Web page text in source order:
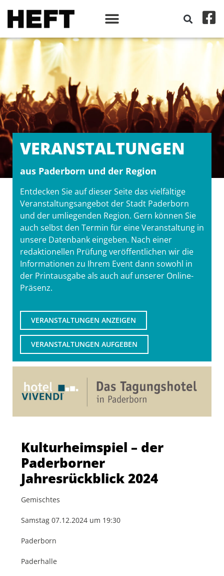
VERANSTALT­UNGEN
aus Paderborn und der Region
Entdecken Sie auf dieser Seite das vielfältige
Veranstaltungsangebot der Stadt Paderborn
und der umliegenden Region. Gern können Sie
auch selbst den Termin für eine Veranstaltung in
unsere Datenbank eingeben. Nach einer
redaktionellen Prüfung veröffentlichen wir die
Informationen zu Ihrem Event dann sowohl in
der Printausgabe als auch auf unserer Online-
Präsenz.
VERANSTALTUNGEN ANZEIGEN
VERANSTALTUNGEN AUFGEBEN
Kulturheimspiel – der
Paderborner
Jahresrückblick 2024
Gemischtes
Samstag 07.12.2024 um 19:30
Paderborn
Paderhalle